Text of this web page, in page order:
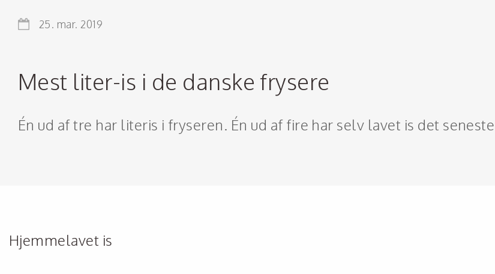
25. mar. 2019
Mest liter-is i de danske frysere
Én ud af tre har literis i fryseren. Én ud af fire har selv lavet is det
Hjemmelavet is